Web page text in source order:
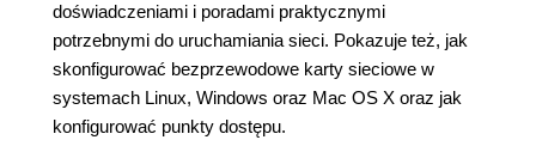
doświadczeniami i poradami praktycznymi
potrzebnymi do uruchamiania sieci. Pokazuje też, jak
skonfigurować bezprzewodowe karty sieciowe w
systemach Linux, Windows oraz Mac OS X oraz jak
konfigurować punkty dostępu.